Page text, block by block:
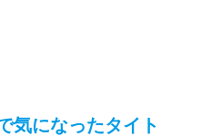
気になったタイト